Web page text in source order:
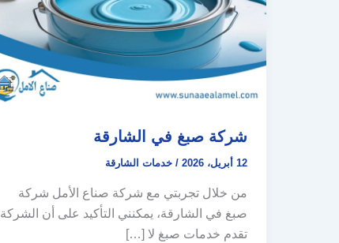
شركة صبغ في الشارقة
12 أبريل، 2026 / خدمات الشارقة
من خلال تجربتي مع شركة صناع الأمل شركة
صبغ في الشارقة، يمكنني التأكيد على أن الشركة
تقدم خدمات صبغ لا […]